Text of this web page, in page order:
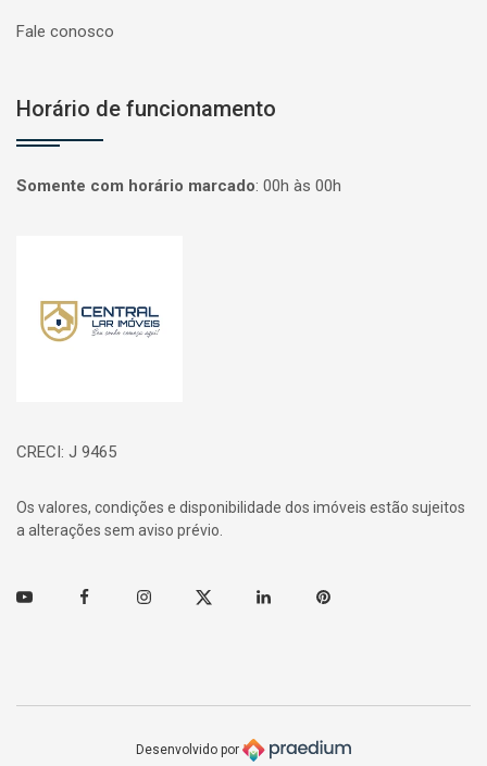
Fale conosco
Horário de funcionamento
Somente com horário marcado: 00h às 00h
CRECI: J 9465
Os valores, condições e disponibilidade dos imóveis estão sujeitos
a alterações sem aviso prévio.
Youtube FacebookInstagramTwitter Linkedin Pinterest
Desenvolvido por